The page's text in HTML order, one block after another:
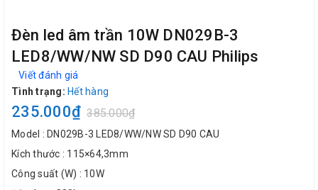
Đèn led âm trần 10W DN029B-3
LED8/WW/NW SD D90 CAU Philips
Viết đánh giá
Tình trạng: Hết hàng
235.000₫ 385.000₫
Model : DN029B-3 LED8/WW/NW SD D90 CAU
Kích thước : 115×64,3mm
Công suất (W) : 10W